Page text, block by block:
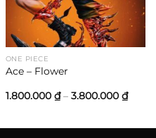
ONE PIECE
Ace – Flower
1.800.000 ₫ – 3.800.000 ₫
giá:
đến